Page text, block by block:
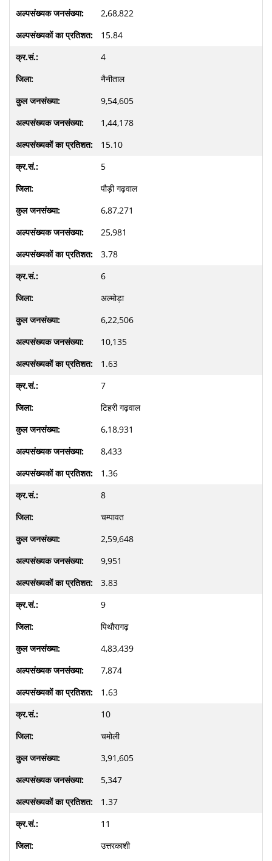
2,68,822
15.84
4
नैनीताल
9,54,605
1,44,178
15.10
5
पौड़ी गढ़वाल
6,87,271
25,981
3.78
6
अल्मोड़ा
6,22,506
10,135
1.63
7
टिहरी गढ़वाल
6,18,931
8,433
1.36
8
चम्पावत
2,59,648
9,951
3.83
9
पिथौरागढ़
4,83,439
7,874
1.63
10
चमोली
3,91,605
5,347
1.37
11
उत्तरकाशी